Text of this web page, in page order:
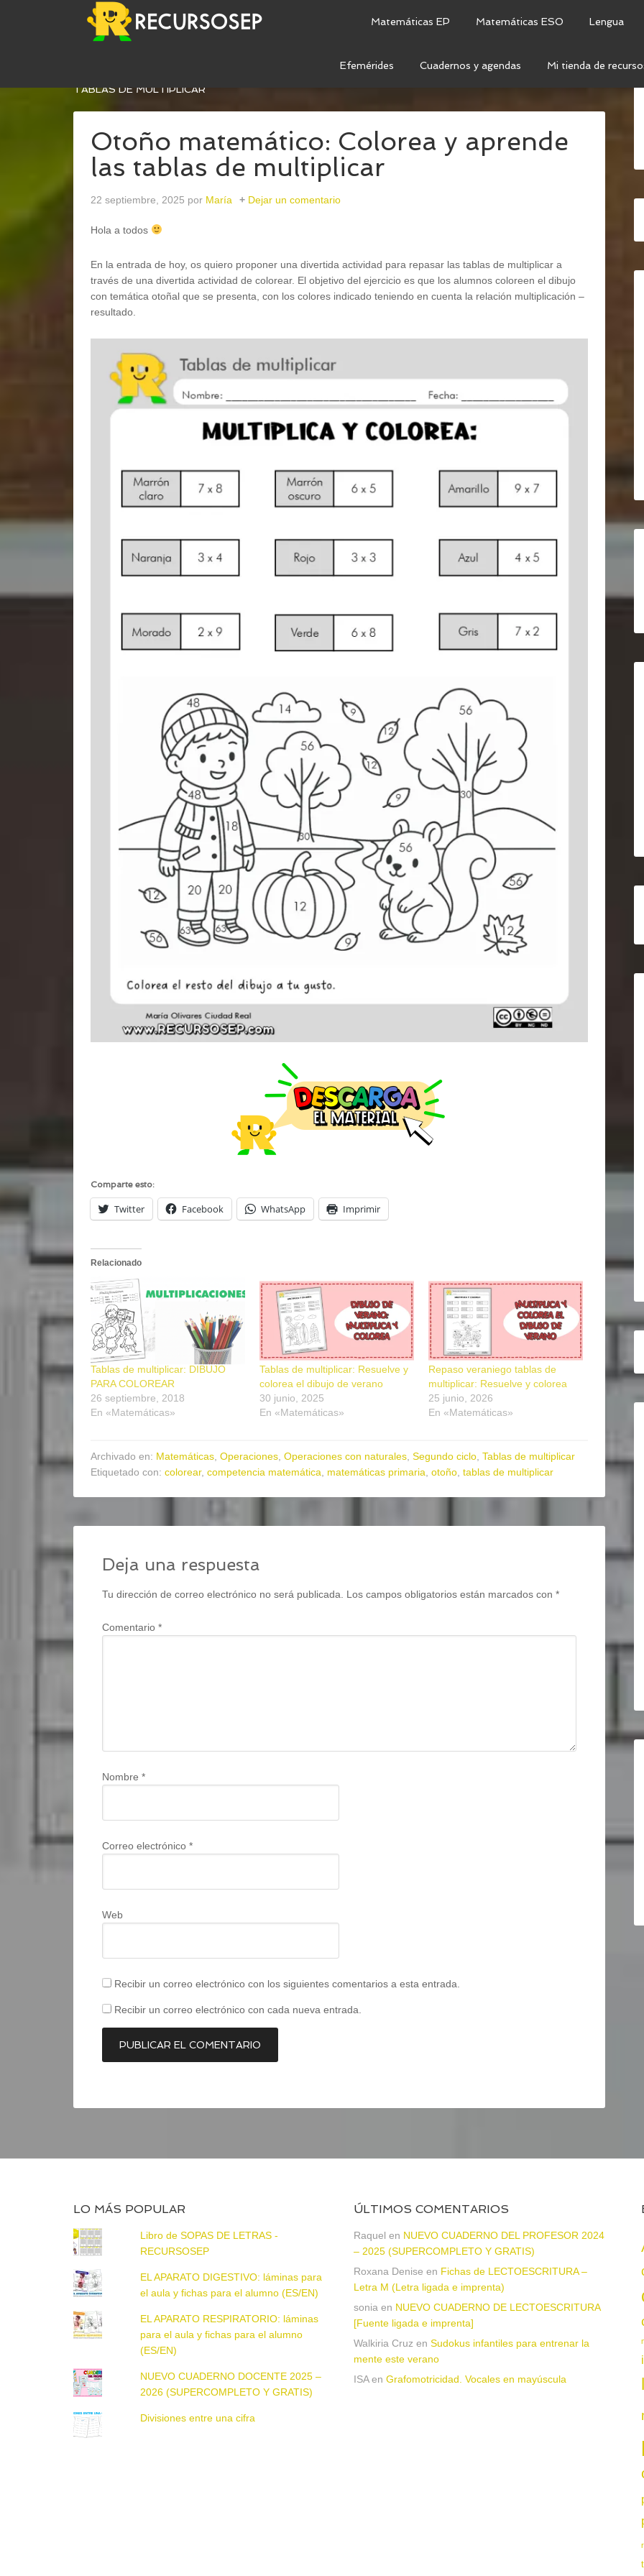
Matemáticas EP Matemáticas ESO Lengua
Efemérides Cuadernos y agendas Mi tienda de
OTOÑO MATEMÁTICO: COLOREA Y APRENDE LAS
TABLAS DE MULTIPLICAR
Otoño matemático: Colorea y aprende
las tablas de multiplicar
22 septiembre, 2025 por María Dejar un comentario
Hola a todos
En la entrada de hoy, os quiero proponer una divertida actividad para repasar las tablas de multiplicar a
través de una divertida actividad de colorear. El objetivo del ejercicio es que los alumnos coloreen el dibujo
con temática otoñal que se presenta, con los colores indicado teniendo en cuenta la relación multiplicación –
resultado.
Comparte esto:
Twitter Facebook WhatsApp Imprimir
Relacionado
Tablas de multiplicar: DIBUJO
PARA COLOREAR
26 septiembre, 2018
En «Matemáticas»
Tablas de multiplicar: Resuelve y
colorea el dibujo de verano
30 junio, 2025
En «Matemáticas»
Repaso veraniego tablas de
multiplicar: Resuelve y colorea
25 junio, 2026
En «Matemáticas»
Archivado en: Matemáticas Operaciones Operaciones con naturales Segundo ciclo Tablas de multiplicar
Etiquetado con: colorear, competencia matemática matemáticas primaria otoño tablas de multiplicar
Deja una respuesta
Tu dirección de correo electrónico no será publicada. Los campos obligatorios están marcados con *
Comentario *
Nombre *
Correo electrónico *
Web
Recibir un correo electrónico con los siguientes comentarios a esta entrada.
Recibir un correo electrónico con cada nueva entrada.
LO MÁS POPULAR
Libro de SOPAS DE LETRAS -
RECURSOSEP
EL APARATO DIGESTIVO: láminas para
el aula y fichas para el alumno (ES/EN)
EL APARATO RESPIRATORIO: láminas
para el aula y fichas para el alumno
(ES/EN)
NUEVO CUADERNO DOCENTE 2025 –
2026 (SUPERCOMPLETO Y GRATIS)
Divisiones entre una cifra
ÚLTIMOS COMENTARIOS
Raquel en NUEVO CUADERNO DEL PROFESOR 2024
– 2025 (SUPERCOMPLETO Y GRATIS)
Roxana Denise en Fichas de LECTOESCRITURA –
Letra M (Letra ligada e imprenta)
sonia en NUEVO CUADERNO DE LECTOESCRITURA
[Fuente ligada e imprenta]
Walkiria Cruz en Sudokus infantiles para entrenar la
mente este verano
ISAen Grafomotricidad. Vocales en mayúscula